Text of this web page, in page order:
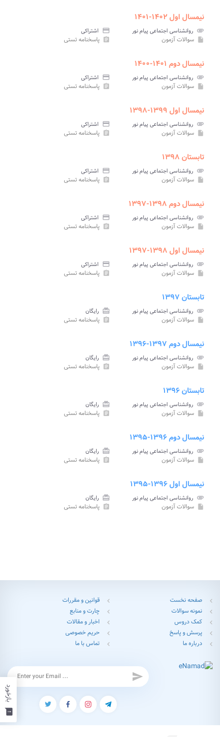
نیمسال اول ۱۴۰۲-۱۴۰۱
attachment روانشناسی اجتماعی پیام نور credit_card اشتراکی
insert_drive_file سوالات آزمون assignment پاسخنامه تستی
نیمسال دوم ۱۴۰۱-۱۴۰۰
attachment روانشناسی اجتماعی پیام نور credit_card اشتراکی
insert_drive_file سوالات آزمون assignment پاسخنامه تستی
نیمسال اول ۱۳۹۹-۱۳۹۸
attachment روانشناسی اجتماعی پیام نور credit_card اشتراکی
insert_drive_file سوالات آزمون assignment پاسخنامه تستی
تابستان ۱۳۹۸
attachment روانشناسی اجتماعی پیام نور credit_card اشتراکی
insert_drive_file سوالات آزمون assignment پاسخنامه تستی
نیمسال دوم ۱۳۹۸-۱۳۹۷
attachment روانشناسی اجتماعی پیام نور credit_card اشتراکی
insert_drive_file سوالات آزمون assignment پاسخنامه تستی
نیمسال اول ۱۳۹۸-۱۳۹۷
attachment روانشناسی اجتماعی پیام نور credit_card اشتراکی
insert_drive_file سوالات آزمون assignment پاسخنامه تستی
تابستان ۱۳۹۷
attachment روانشناسی اجتماعی پیام نور card_giftcard رایگان
insert_drive_file سوالات آزمون assignment پاسخنامه تستی
نیمسال دوم ۱۳۹۷-۱۳۹۶
attachment روانشناسی اجتماعی پیام نور card_giftcard رایگان
insert_drive_file سوالات آزمون assignment پاسخنامه تستی
تابستان ۱۳۹۶
attachment روانشناسی اجتماعی پیام نور card_giftcard رایگان
insert_drive_file سوالات آزمون assignment پاسخنامه تستی
نیمسال دوم ۱۳۹۶-۱۳۹۵
attachment روانشناسی اجتماعی پیام نور card_giftcard رایگان
insert_drive_file سوالات آزمون assignment پاسخنامه تستی
نیمسال اول ۱۳۹۶-۱۳۹۵
attachment روانشناسی اجتماعی پیام نور card_giftcard رایگان
insert_drive_file سوالات آزمون assignment پاسخنامه تستی
feedback
بازخورد
chevron_left صفحه نخست chevron_left قوانین و مقررات
chevron_left نمونه سوالات chevron_left چارت و منابع
chevron_left کمک دروس chevron_left اخبار و مقالات
chevron_left پرسش و پاسخ chevron_left حریم خصوصی
chevron_left درباره ما chevron_left تماس با ما
send